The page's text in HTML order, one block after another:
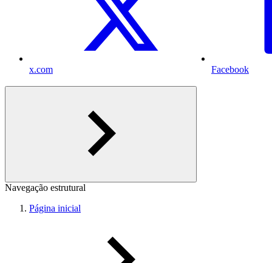
x.com Facebook
Navegação estrutural
Página inicial